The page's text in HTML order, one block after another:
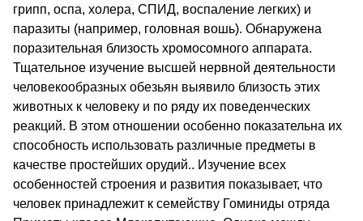
грипп, оспа, холера, СПИД, воспаление легких) и
паразиты (например, головная вошь). Обнаружена
поразительная близость хромосомного аппарата.
Тщательное изучение высшей нервной деятельности
человекообразных обезьян выявило близость этих
животных к человеку и по ряду их поведенческих
реакций. В этом отношении особенно показательна их
способность использовать различные предметы в
качестве простейших орудий.. Изучение всех
особенностей строения и развития показывает, что
человек принадлежит к семейству Гоминиды отряда